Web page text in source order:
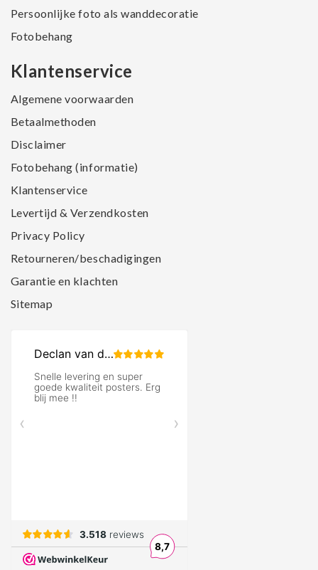
Persoonlijke foto als wanddecoratie
Fotobehang
Klantenservice
Algemene voorwaarden
Betaalmethoden
Disclaimer
Fotobehang (informatie)
Klantenservice
Levertijd & Verzendkosten
Privacy Policy
Retourneren/beschadigingen
Garantie en klachten
Sitemap